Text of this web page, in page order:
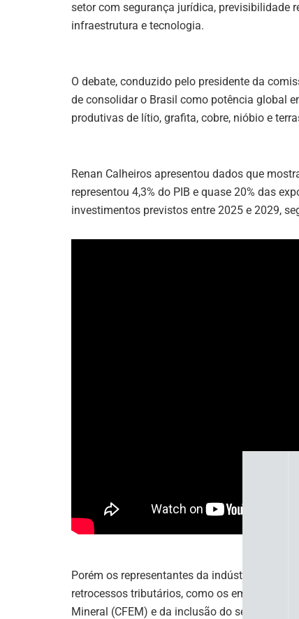
setor com segurança jurídica, previsibilidade
infraestrutura e tecnologia.
O debate, conduzido pelo presidente da
de consolidar o Brasil como potência global
produtivas de lítio, grafita, cobre, nióbio e
Renan Calheiros apresentou dados que
representou 4,3% do PIB e quase 20% das
investimentos previstos entre 2025 e 2029,
Porém os representantes da indústria
retrocessos tributários, como os embates
Mineral (CFEM) e da inclusão do setor no